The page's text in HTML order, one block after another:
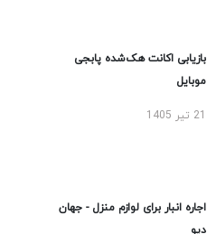
بازیابی اکانت هک‌شده پابجی
موبایل
21 تیر 1405
اجاره انبار برای لوازم منزل - جهان
دپو